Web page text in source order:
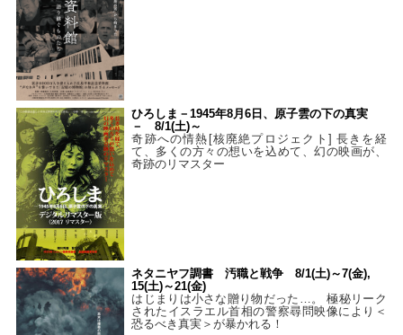
ひろしま－1945年8月6日、原子雲の下の真実
－ 8/1(土)～
奇跡への情熱[核廃絶プロジェクト] 長きを経
て、多くの方々の想いを込めて、幻の映画が、
奇跡のリマスター
ネタニヤフ調書 汚職と戦争 8/1(土)～7(金),
15(土)～21(金)
はじまりは小さな贈り物だった…。 極秘リーク
されたイスラエル首相の警察尋問映像により＜
恐るべき真実＞が暴かれる！